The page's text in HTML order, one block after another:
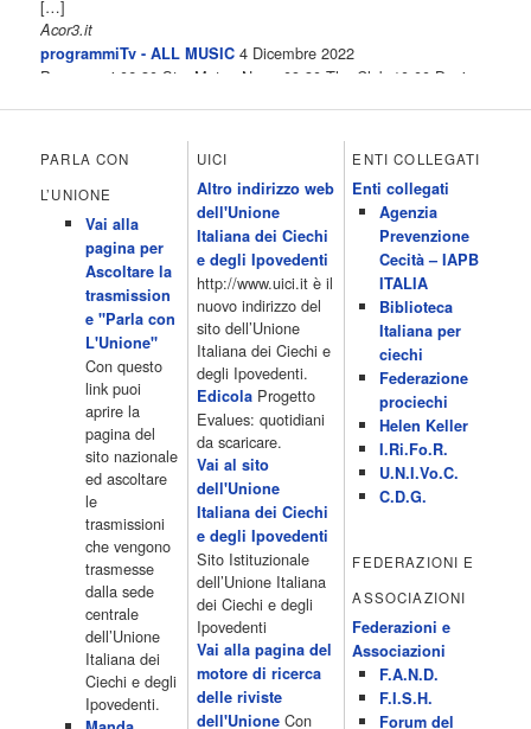
[…]
Acor3.it
programmiTv - ALL MUSIC 4 Dicembre 2022
Programmi 06.30 Star.Meteo.News 09.30 The Club 10.00 Deejay
All News 16.05 Rotazione musicale 19.00 All News 19.05 The
Club 19.30 19.30 Human Guinea Pigs 20.00 Inbox 21.00 Code
Monkeys 21.30 Sons of Butcher […]
programmiTv - ITALIA 1 4 Dicembre 2022
Programmi 06.35 Cartoni Animati 09.05 Telefilm:Starsky & Hutch
10.10 Telefilm:Supercar 12.15 12.15 Secondo voi 12.25 Studio
Aperto 13.00 Studio Sport 13.40 Cartoni animati 14.30 I Simpson
15.00 Telefilm:Paso adelante 15.55 15.55 Telefilm:Wildfire 16.50
Cartoni animati 18.30 Studio Aperto 19.05 Don Luca c'� 19.35
19.35 Medici miei 20.05 Camera caf� 20.30 La ruota della
fortuna 21.10 […]
Acor3.it
programmiTv - LA 7
4 Dicembre 2022
Programmi 06:00 - Tg La7/meteo/oroscopo/traffico06:55 - Movie
Flash07:00 - Omnibus ? Rassegna stampa07:30 - Tg La707:50 -
Omnibus09:50 - Coffee Break11:00 - L?aria che tira12:25 - I
men� di Benedetta13:30 - Tg La714:00 - Tg La7 Cronache14:40 -
Telefilm: Le strade di San Francisco - Omicidio di primo grado -
Una scuola di paura 16:30 […]
Acor3.it
programmiTv - CANALE 5 4 Dicembre 2022
Programmi 2/3 06.00 TG5/Traffico/Meteo/Borse e monete 08.00
TG5 Mattina 08.40 Mattino Cinque(TG5-Ore 10) 11.00 Forum
13.00 2/3 13.00 TG5 13.40 Beautiful 14.10 Centovetrine 14.45
Uomini e donne 16.15 2/3 16.15 Amici 16.55 Pomeriggio
PARLA CON
L’UNIONE
Vai alla
pagina per
Ascoltare la
trasmission
e "Parla con
L'Unione"
Con questo
link puoi
aprire la
pagina del
sito nazionale
ed ascoltare
le
trasmissioni
che vengono
trasmesse
dalla sede
centrale
dell’Unione
Italiana dei
Ciechi e degli
Ipovedenti.
UICI
Altro indirizzo web
dell'Unione
Italiana dei Ciechi
e degli Ipovedenti
http://www.uici.it è il
nuovo indirizzo del
sito dell’Unione
Italiana dei Ciechi e
degli Ipovedenti.
EdicolaProgetto
Evalues: quotidiani
da scaricare.
Vai al sito
dell'Unione
Italiana dei Ciechi
e degli Ipovedenti
Sito Istituzionale
dell’Unione Italiana
dei Ciechi e degli
Ipovedenti
Vai alla pagina del
motore di ricerca
delle riviste
dell'UnioneCon
ENTI COLLEGATI
Enti collegati
Agenzia
Prevenzione
Cecità – IAPB
ITALIA
Biblioteca
Italiana per
ciechi
Federazione
prociechi
Helen Keller
I.Ri.Fo.R.
U.N.I.Vo.C.
C.D.G.
FEDERAZIONI E
ASSOCIAZIONI
Federazioni e
Associazioni
F.A.N.D.
F.I.S.H.
Forum del